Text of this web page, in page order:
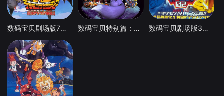
数码宝贝剧场版7：古代数码兽复活 数码宝贝特别篇：X进化 数码宝贝剧场版3：前篇・数码兽飓风登陆！！后篇・超绝进化！